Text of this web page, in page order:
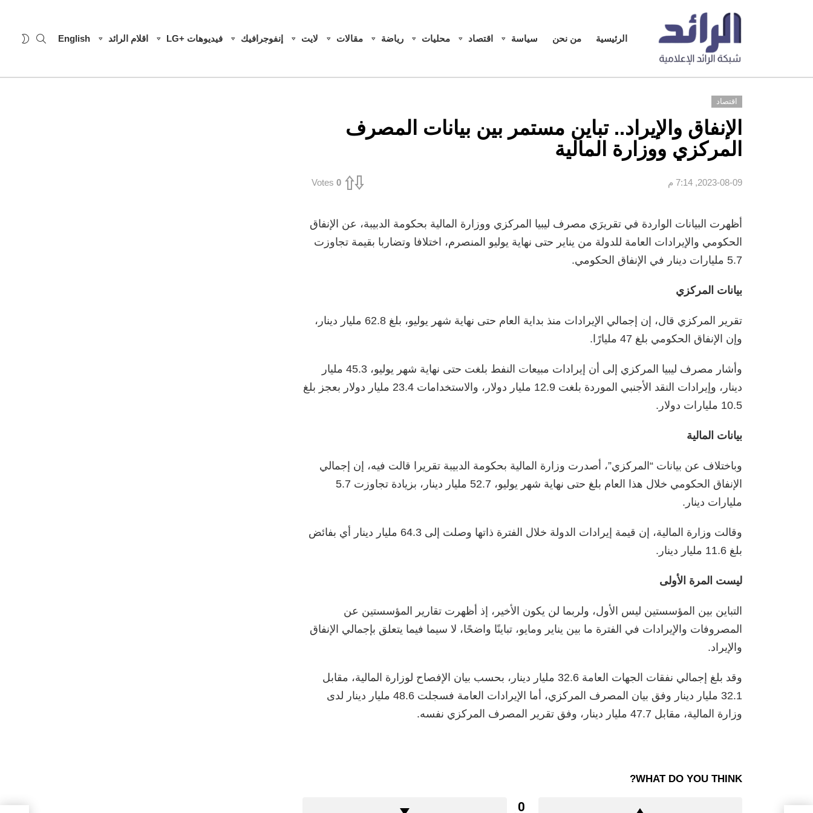
الرئيسية من نحن سياسة اقتصاد محليات رياضة مقالات لايت إنفوجرافيك فيديوهات +LG اقلام الرائد English
SEARCH
اقتصاد
الإنفاق والإيراد.. تباين مستمر بين بيانات المصرف
المركزي ووزارة المالية
2023-08-09, 7:14 م 0
Votes
أظهرت البيانات الواردة في تقريرَي مصرف ليبيا المركزي ووزارة المالية بحكومة الدبيبة، عن الإنفاق
الحكومي والإيرادات العامة للدولة من يناير حتى نهاية يوليو المنصرم، اختلافا وتضاربا بقيمة تجاوزت
5.7 مليارات دينار في الإنفاق الحكومي.
بيانات المركزي
تقرير المركزي قال، إن إجمالي الإيرادات منذ بداية العام حتى نهاية شهر يوليو، بلغ 62.8 مليار دينار،
وإن الإنفاق الحكومي بلغ 47 مليارًا.
وأشار مصرف ليبيا المركزي إلى أن إيرادات مبيعات النفط بلغت حتى نهاية شهر يوليو، 45.3 مليار
دينار، وإيرادات النقد الأجنبي الموردة بلغت 12.9 مليار دولار، والاستخدامات 23.4 مليار دولار بعجز بلغ
10.5 مليارات دولار.
بيانات المالية
وباختلاف عن بيانات “المركزي”، أصدرت وزارة المالية بحكومة الدبيبة تقريرا قالت فيه، إن إجمالي
الإنفاق الحكومي خلال هذا العام بلغ حتى نهاية شهر يوليو، 52.7 مليار دينار، بزيادة تجاوزت 5.7
مليارات دينار.
وقالت وزارة المالية، إن قيمة إيرادات الدولة خلال الفترة ذاتها وصلت إلى 64.3 مليار دينار أي بفائض
بلغ 11.6 مليار دينار.
ليست المرة الأولى
التباين بين المؤسستين ليس الأول، ولربما لن يكون الأخير، إذ أظهرت تقارير المؤسستين عن
المصروفات والإيرادات في الفترة ما بين يناير ومايو، تباينًا واضحًا، لا سيما فيما يتعلق بإجمالي الإنفاق
والإيراد.
وقد بلغ إجمالي نفقات الجهات العامة 32.6 مليار دينار، بحسب بيان الإفصاح لوزارة المالية، مقابل
32.1 مليار دينار وفق بيان المصرف المركزي، أما الإيرادات العامة فسجلت 48.6 مليار دينار لدى
وزارة المالية، مقابل 47.7 مليار دينار، وفق تقرير المصرف المركزي نفسه.
WHAT DO YOU THINK?
0